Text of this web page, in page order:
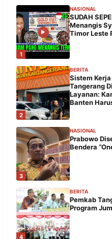
1
NASIONAL
SUDAH
Menangis
Timor Leste
2
BERITA
Sistem
Tangerang
Layanan:
Banten
3
NASIONAL
Prabowo
Bendera
4
BERITA
Pemkab
Program